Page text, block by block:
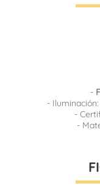
-
-
-
-